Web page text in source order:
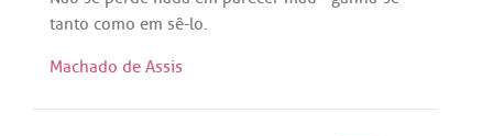
tanto como em sê-lo.
Machado de Assis